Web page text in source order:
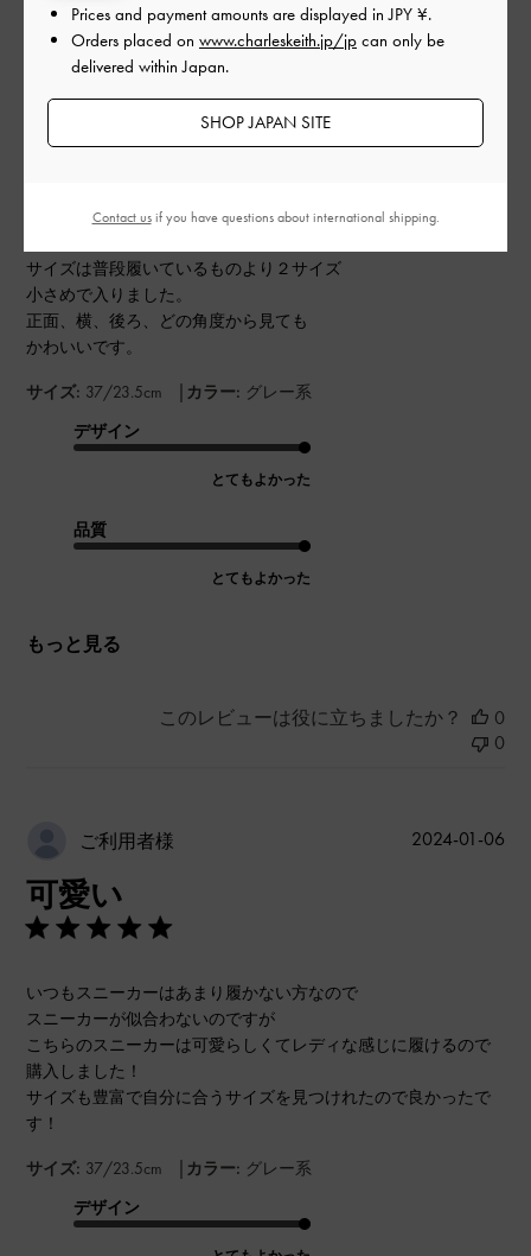
サイズは普段履いているものより２サイズ
小さめで入りました。
正面、横、後ろ、どの角度から見ても
かわいいです。
サイズ: 37/23.5cm | カラー: グレー系
デザイン
とてもよかった
品質
とてもよかった
もっと見る
このレビューは役に立ちましたか？
0
0
ご利用者様
可愛い
いつもスニーカーはあまり履かない方なので
スニーカーが似合わないのですが
こちらのスニーカーは可愛らしくてレディな感じに履けるので
購入しました！
サイズも豊富で自分に合うサイズを見つけれたので良かったで
す！
サイズ: 37/23.5cm | カラー: グレー系
デザイン
公
2024-01-06
Prices and payment amounts are displayed inJPY ¥.
Orders placed on www.charleskeith.jp/jp can only be
delivered within Japan.
SHOP JAPAN SITE
Contact usif you have questions about international shipping.